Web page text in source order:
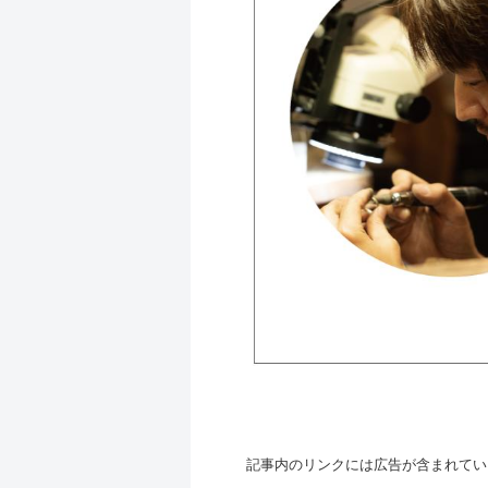
記事内のリンクには広告が含まれて